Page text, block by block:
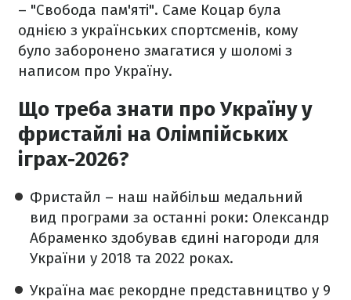
– "Свобода пам'яті". Саме Коцар була
однією з українських спортсменів, кому
було заборонено змагатися у шоломі з
написом про Україну.
Що треба знати про Україну у
фристайлі на Олімпійських
іграх-2026?
Фристайл – наш найбільш медальний
вид програми за останні роки: Олександр
Абраменко здобував єдині нагороди для
України у 2018 та 2022 роках.
Україна має рекордне представництво у 9